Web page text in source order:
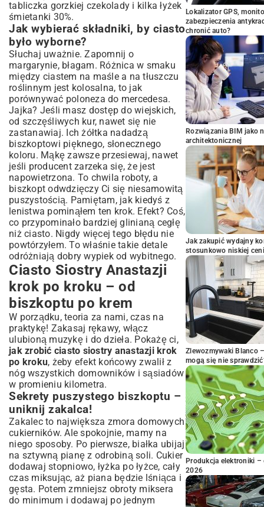
tabliczka gorzkiej czekolady i kilka łyżek
śmietanki 30%.
Jak wybierać składniki, by ciasto
było wyborne?
Słuchaj uważnie. Zapomnij o
margarynie, błagam. Różnica w smaku
między ciastem na maśle a na tłuszczu
roślinnym jest kolosalna, to jak
porównywać poloneza do mercedesa.
Jajka? Jeśli masz dostęp do wiejskich,
od szczęśliwych kur, nawet się nie
zastanawiaj. Ich żółtka nadadzą
biszkoptowi pięknego, słonecznego
koloru. Mąkę zawsze przesiewaj, nawet
jeśli producent zarzeka się, że jest
napowietrzona. To chwila roboty, a
biszkopt odwdzięczy Ci się niesamowitą
puszystością. Pamiętam, jak kiedyś z
lenistwa pominąłem ten krok. Efekt? Coś,
co przypominało bardziej glinianą cegłę
niż ciasto. Nigdy więcej tego błędu nie
powtórzyłem. To właśnie takie detale
odróżniają dobry wypiek od wybitnego.
Ciasto Siostry Anastazji
krok po kroku – od
biszkoptu po krem
W porządku, teoria za nami, czas na
praktykę! Zakasaj rękawy, włącz
ulubioną muzykę i do dzieła. Pokażę ci,
jak zrobić ciasto siostry anastazji krok
po kroku, żeby efekt końcowy zwalił z
nóg wszystkich domowników i sąsiadów
w promieniu kilometra.
Sekrety puszystego biszkoptu –
uniknij zakalca!
Zakalec to największa zmora domowych
cukierników. Ale spokojnie, mamy na
niego sposoby. Po pierwsze, białka ubijaj
na sztywną pianę z odrobiną soli. Cukier
dodawaj stopniowo, łyżka po łyżce, cały
czas miksując, aż piana będzie lśniąca i
gęsta. Potem zmniejsz obroty miksera
do minimum i dodawaj po jednym
Lokalizator GPS,
zabezpieczenia
chronić auto?
Rozwiązania BIM jako
architektonicznej
Jak zakupić wydajny
stosunkowo niskiej
Zlewozmywaki Blanco
mogą się nie
Produkcja elektroniki –
2026